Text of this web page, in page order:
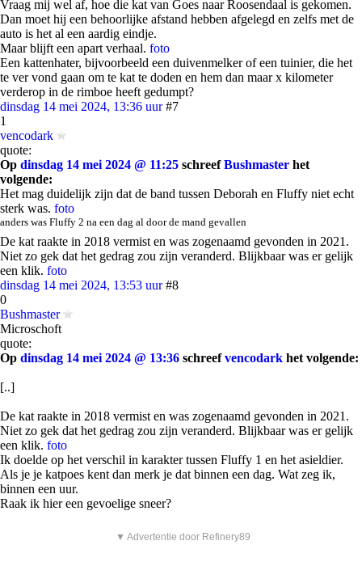
Vraag mij wel af, hoe die kat van Goes naar Roosendaal is gekomen.
Dan moet hij een behoorlijke afstand hebben afgelegd en zelfs met de
auto is het al een aardig eindje.
Maar blijft een apart verhaal. foto
Een kattenhater, bijvoorbeeld een duivenmelker of een tuinier, die het
te ver vond gaan om te kat te doden en hem dan maar x kilometer
verderop in de rimboe heeft gedumpt?
dinsdag 14 mei 2024, 13:36 uur #7
1
vencodark
quote:
Op dinsdag 14 mei 2024 @ 11:25 schreefBushmaster het
volgende:
Het mag duidelijk zijn dat de band tussen Deborah en Fluffy niet echt
sterk was. foto
anders was Fluffy 2 na een dag al door de mand gevallen
De kat raakte in 2018 vermist en was zogenaamd gevonden in 2021.
Niet zo gek dat het gedrag zou zijn veranderd. Blijkbaar was er gelijk
een klik. foto
dinsdag 14 mei 2024, 13:53 uur #8
0
Bushmaster
Microschoft
quote:
Op dinsdag 14 mei 2024 @ 13:36 schreefvencodark het volgende:
[..]
De kat raakte in 2018 vermist en was zogenaamd gevonden in 2021.
Niet zo gek dat het gedrag zou zijn veranderd. Blijkbaar was er gelijk
een klik. foto
Ik doelde op het verschil in karakter tussen Fluffy 1 en het asieldier.
Als je je katpoes kent dan merk je dat binnen een dag. Wat zeg ik,
binnen een uur.
Raak ik hier een gevoelige sneer?
▼ Advertentie door Refinery89